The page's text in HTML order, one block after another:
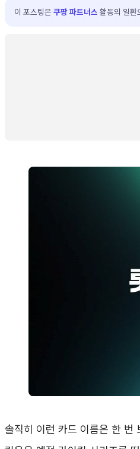
이 포스팅은 쿠팡 파트너스 활동의 일환
솔직히 이런 카드 이름은 한 번